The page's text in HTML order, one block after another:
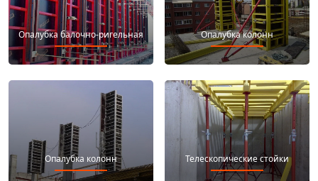
Опалубка балочно-ригельная Опалубка колонн
Опалубка колонн Телескопические стойки